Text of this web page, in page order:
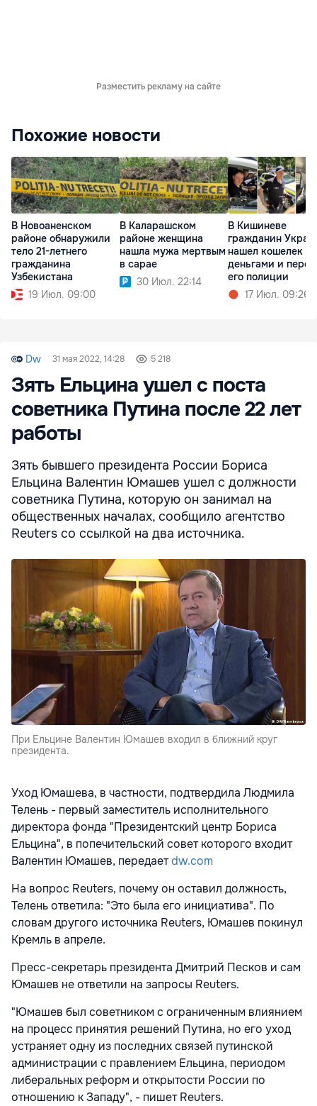
Разместить рекламу на сайте
Похожие новости
В Новоаненском
районе обнаружили
тело 21-летнего
гражданина
Узбекистана
19 Июл. 09:00
В Каларашском
районе женщина
нашла мужа мертвым
в сарае
30 Июл. 22:14
В Кишиневе
гражданин
нашел кошелек с
деньгами и
его полиции
17 Июл. 09:26
Dw 31 мая 2022, 14:28 5 218
Зять Ельцина ушел с поста
советника Путина после 22 лет
работы
Зять бывшего президента России Бориса
Ельцина Валентин Юмашев ушел с должности
советника Путина, которую он занимал на
общественных началах, сообщило агентство
Reuters со ссылкой на два источника.
При Ельцине Валентин Юмашев входил в ближний круг
президента.
Уход Юмашева, в частности, подтвердила Людмила
Телень - первый заместитель исполнительного
директора фонда "Президентский центр Бориса
Ельцина", в попечительский совет которого входит
Валентин Юмашев, передаетdw.com
На вопрос Reuters, почему он оставил должность,
Телень ответила: "Это была его инициатива". По
словам другого источника Reuters, Юмашев покинул
Кремль в апреле.
Пресс-секретарь президента Дмитрий Песков и сам
Юмашев не ответили на запросы Reuters.
"Юмашев был советником с ограниченным влиянием
на процесс принятия решений Путина, но его уход
устраняет одну из последних связей путинской
администрации с правлением Ельцина, периодом
либеральных реформ и открытости России по
отношению к Западу", - пишет Reuters.